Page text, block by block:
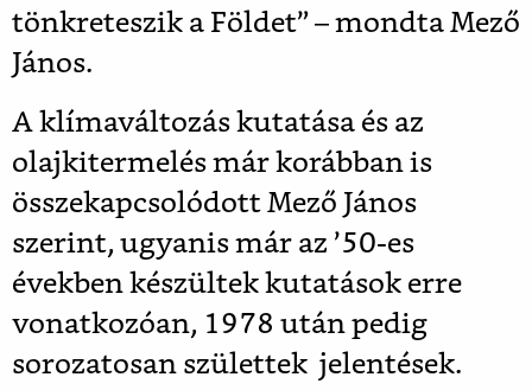
tönkreteszik a Földet” – mondta Mező
János.
A klímaváltozás kutatása és az
olajkitermelés már korábban is
összekapcsolódott Mező János
szerint, ugyanis már az ’50-es
években készültek kutatások erre
vonatkozóan, 1978 után pedig
sorozatosan születtek jelentések.